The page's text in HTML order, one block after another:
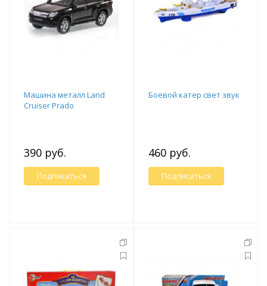
Машина металл Land
Cruiser Prado
390 руб.
Подписаться
Боевой катер свет звук
460 руб.
Подписаться